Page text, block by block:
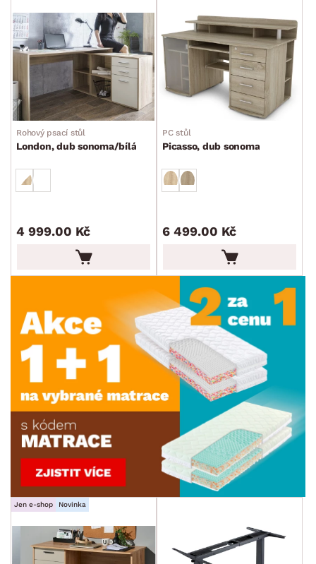
Rohový psací stůl
London, dub sonoma/bílá
4 999.00 Kč
PC stůl
Picasso, dub sonoma
6 499.00 Kč
Jen e-shop Novinka